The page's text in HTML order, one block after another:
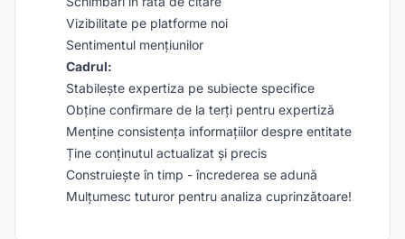
Vizibilitate pe platforme noi
Sentimentul mențiunilor
Cadrul:
Stabilește expertiza pe subiecte specifice
Obține confirmare de la terți pentru expertiză
Menține consistența informațiilor despre entitate
Ține conținutul actualizat și precis
Construiește în timp - încrederea se adună
Mulțumesc tuturor pentru analiza cuprinzătoare!